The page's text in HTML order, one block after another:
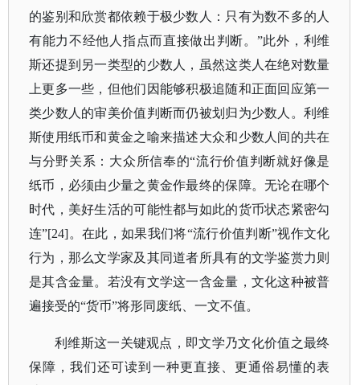
的鉴别和欣赏都依赖于极少数人：只有为数不多的人
有能力不经他人指点而直接做出判断。”此外，利维
斯还提到另一类型的少数人，虽然这类人在绝对数量
上更多一些，但他们因能够积极追随和正面回应第一
类少数人的审美价值判断而仍被划归为少数人。利维
斯使用纸币和黄金之喻来描述大众和少数人间的共在
与分野关系：大众所信奉的“流行价值判断就好像是
纸币，必须由少量之黄金作最终的保障。无论在哪个
时代，美好生活的可能性都与如此的货币状态紧密勾
连”[24]。在此，如果我们将“流行价值判断”视作文化
行为，那么文学家及其同道者所具有的文学鉴赏力则
是其含金量。若没有文学这一含金量，文化这种被普
遍接受的“货币”将形同废纸、一文不值。
利维斯这一关键观点，即文学乃文化价值之最终
保障，我们还可读到一种更直接、更通俗易懂的表